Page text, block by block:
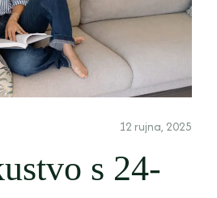
12 rujna, 2025
s 24-